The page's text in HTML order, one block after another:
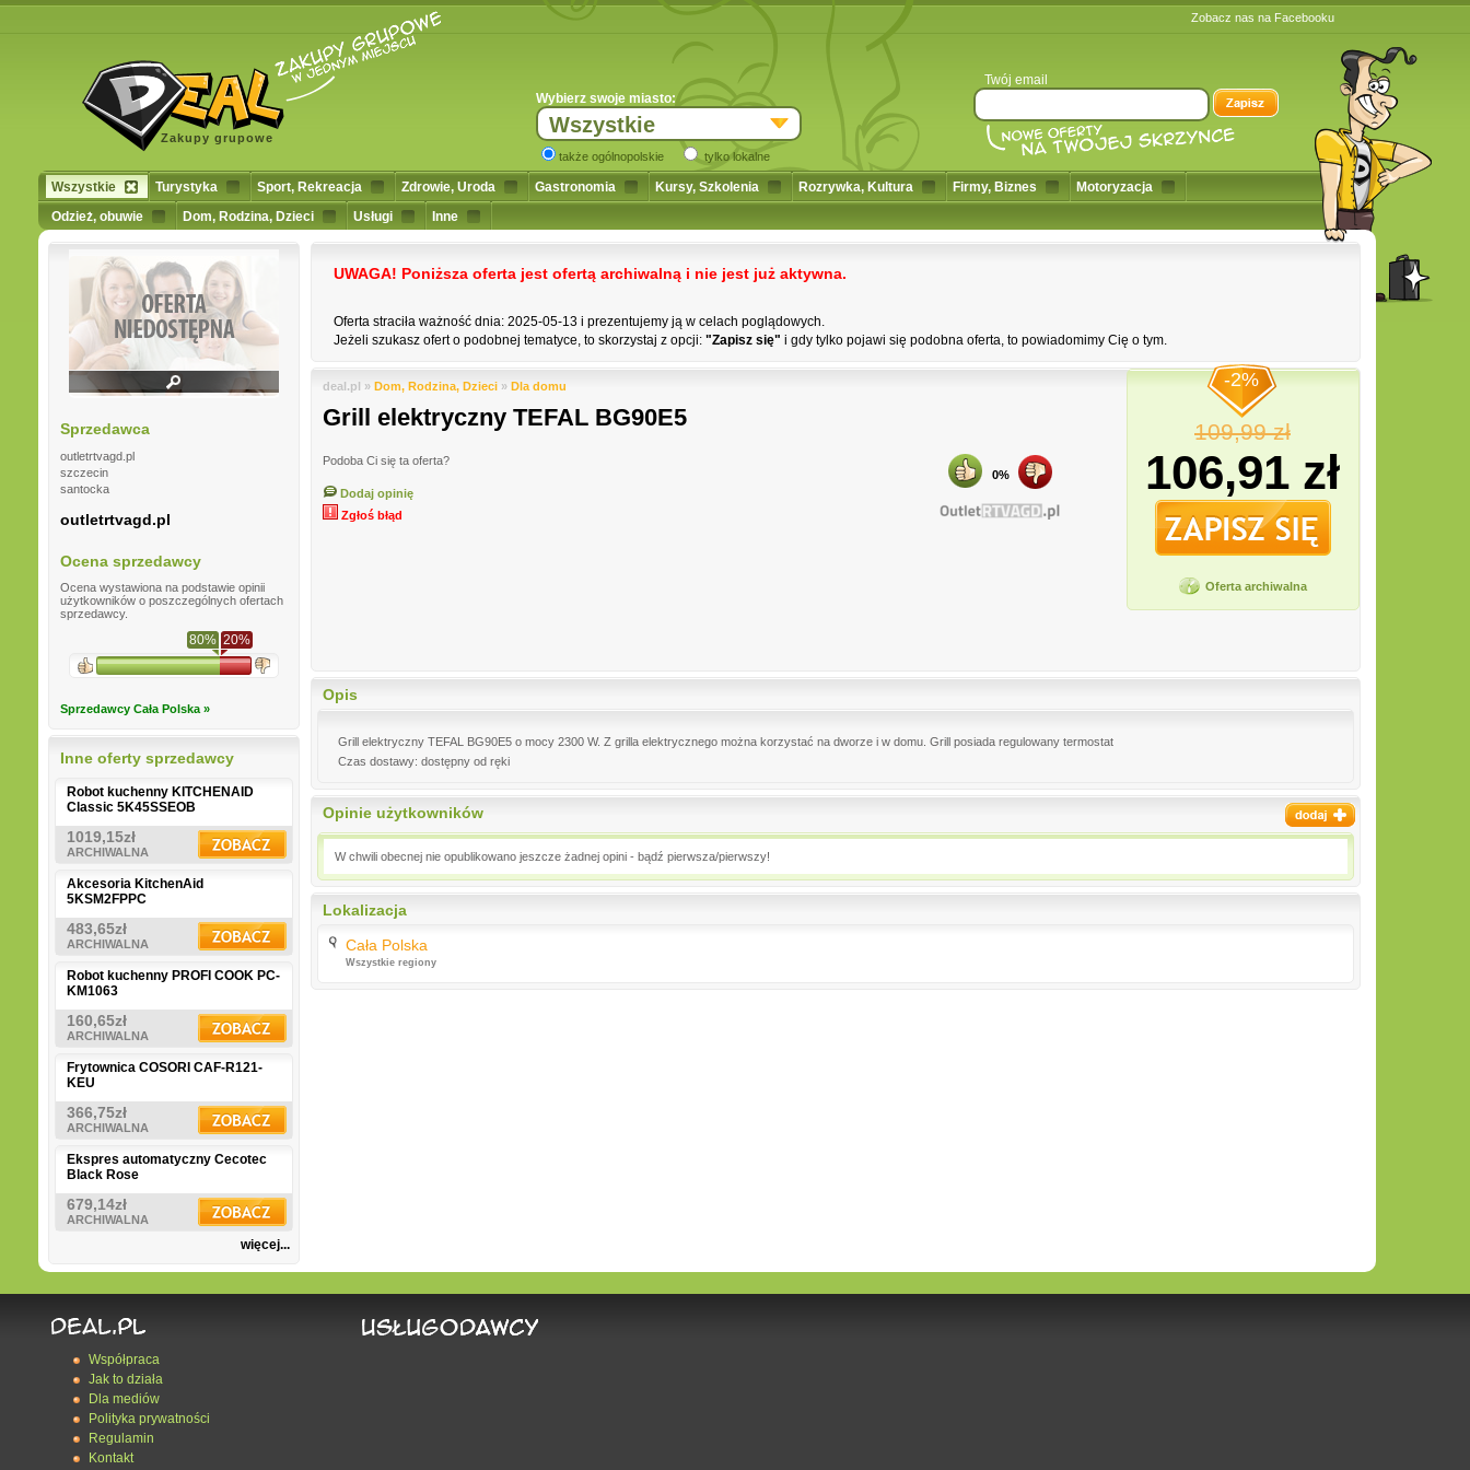
Zakupy grupowe
Wybierz swoje miasto:
Wszystkie
także ogólnopolskie tylko lokalne
Twój email
Zobacz nas na Facebooku
Wszystkie Turystyka Sport, Rekreacja Zdrowie, Uroda Gastronomia Kursy, Szkolenia Rozrywka, Kultura Firmy, Biznes
Motoryzacja
Odzież, obuwie
Dom, Rodzina, Dzieci Usługi Inne
Sprzedawca
outletrtvagd.pl
szczecin
santocka
outletrtvagd.pl
Ocena sprzedawcy
Ocena wystawiona na podstawie opinii
użytkowników o poszczególnych ofertach
sprzedawcy.
80% 20%
Sprzedawcy Cała Polska »
Inne oferty sprzedawcy
Robot kuchenny KITCHENAID
Classic 5K45SSEOB
1019,15zł
ARCHIWALNA
Akcesoria KitchenAid
5KSM2FPPC
483,65zł
ARCHIWALNA
Robot kuchenny PROFI COOK PC-
KM1063
160,65zł
ARCHIWALNA
Frytownica COSORI CAF-R121-
KEU
366,75zł
ARCHIWALNA
Ekspres automatyczny Cecotec
Black Rose
679,14zł
ARCHIWALNA
więcej...
UWAGA! Poniższa oferta jest ofertą archiwalną i nie jest już aktywna.
Oferta straciła ważność dnia: 2025-05-13 i prezentujemy ją w celach poglądowych.
Jeżeli szukasz ofert o podobnej tematyce, to skorzystaj z opcji: "Zapisz się" i gdy tylko pojawi się podobna oferta, to powiadomimy Cię o tym.
deal.pl » Dom, Rodzina, Dzieci » Dla domu
Grill elektryczny TEFAL BG90E5
Podoba Ci się ta oferta?
Dodaj opinię
Zgłoś błąd
0%
-2%
109,99 zł
106,91 zł
Oferta archiwalna
Opis
Grill elektryczny TEFAL BG90E5 o mocy 2300 W. Z grilla elektrycznego można korzystać na dworze i w domu. Grill posiada regulowany termostat
Czas dostawy: dostępny od ręki
Opinie użytkowników
W chwili obecnej nie opublikowano jeszcze żadnej opini - bądź pierwsza/pierwszy!
Lokalizacja
Cała Polska
Wszystkie regiony
Współpraca
Jak to działa
Dla mediów
Polityka prywatności
Regulamin
Kontakt